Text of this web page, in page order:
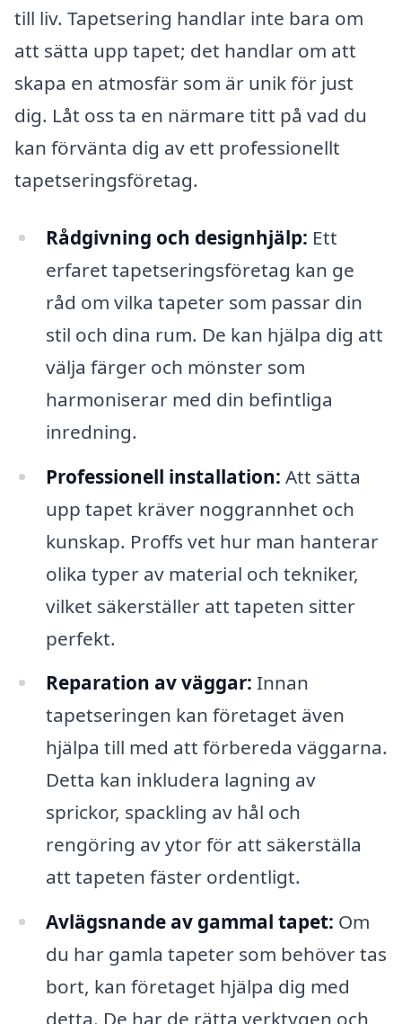
till liv. Tapetsering handlar inte bara om
att sätta upp tapet; det handlar om att
skapa en atmosfär som är unik för just
dig. Låt oss ta en närmare titt på vad du
kan förvänta dig av ett professionellt
tapetseringsföretag.
Rådgivning och designhjälp: Ett
erfaret tapetseringsföretag kan ge
råd om vilka tapeter som passar din
stil och dina rum. De kan hjälpa dig att
välja färger och mönster som
harmoniserar med din befintliga
inredning.
Professionell installation: Att sätta
upp tapet kräver noggrannhet och
kunskap. Proffs vet hur man hanterar
olika typer av material och tekniker,
vilket säkerställer att tapeten sitter
perfekt.
Reparation av väggar: Innan
tapetseringen kan företaget även
hjälpa till med att förbereda väggarna.
Detta kan inkludera lagning av
sprickor, spackling av hål och
rengöring av ytor för att säkerställa
att tapeten fäster ordentligt.
Avlägsnande av gammal tapet: Om
du har gamla tapeter som behöver tas
bort, kan företaget hjälpa dig med
detta. De har de rätta verktygen och